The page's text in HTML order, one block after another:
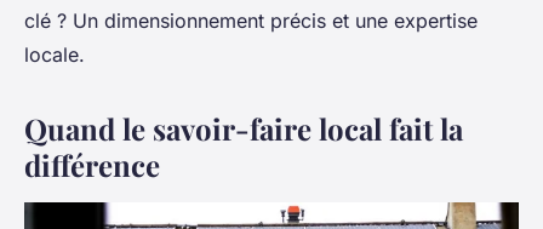
clé ? Un dimensionnement précis et une expertise
locale.
Quand le savoir-faire local fait la
différence